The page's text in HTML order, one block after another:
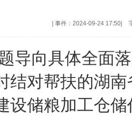
事件：2024-09-24 17:50
导向具体全面
结对帮扶的湖
设储粮加工仓